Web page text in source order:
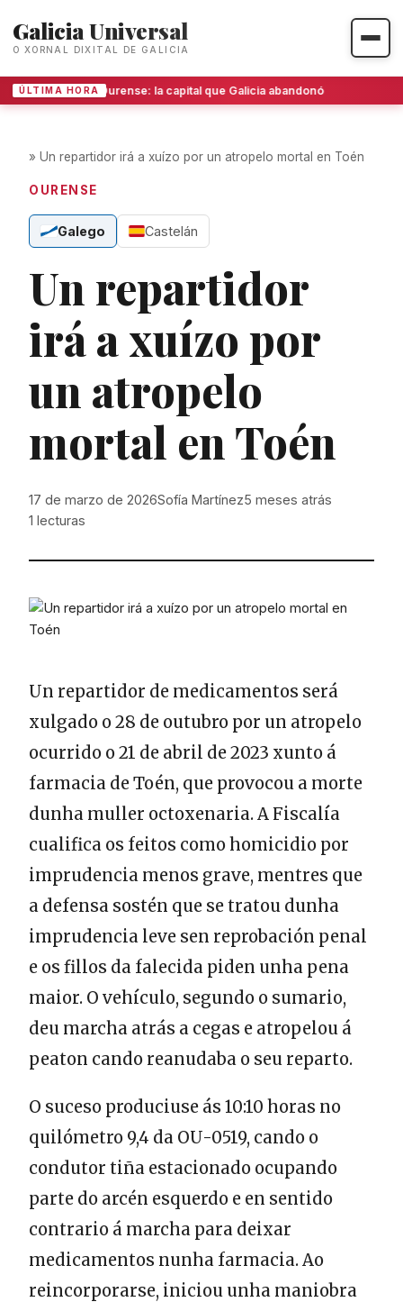
Galicia Universal
O XORNAL DIXITAL DE GALICIA
ÚLTIMA HORAOurense: la capital que Galicia abandonó
» Un repartidor irá a xuízo por un atropelo mortal en Toén
OURENSE
Galego Castelán
Un repartidor
irá a xuízo por
un atropelo
mortal en Toén
17 de marzo de 2026Sofía Martínez5 meses atrás
1 lecturas
Un repartidor de medicamentos será
xulgado o 28 de outubro por un atropelo
ocurrido o 21 de abril de 2023 xunto á
farmacia de Toén, que provocou a morte
dunha muller octoxenaria. A Fiscalía
cualifica os feitos como homicidio por
imprudencia menos grave, mentres que
a defensa sostén que se tratou dunha
imprudencia leve sen reprobación penal
e os fillos da falecida piden unha pena
maior. O vehículo, segundo o sumario,
deu marcha atrás a cegas e atropelou á
peaton cando reanudaba o seu reparto.
O suceso produciuse ás 10:10 horas no
quilómetro 9,4 da OU-0519, cando o
condutor tiña estacionado ocupando
parte do arcén esquerdo e en sentido
contrario á marcha para deixar
medicamentos nunha farmacia. Ao
reincorporarse, iniciou unha maniobra